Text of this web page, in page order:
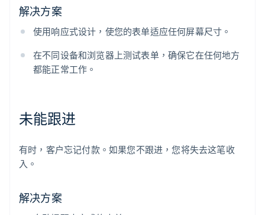
解决方案
使用响应式设计，使您的表单适应任何屏幕尺寸。
在不同设备和浏览器上测试表单，确保它在任何地方
都能正常工作。
未能跟进
有时，客户忘记付款。如果您不跟进，您将失去这笔收
入。
解决方案
阿联酋
爱尔兰
奥地利
Deutsch